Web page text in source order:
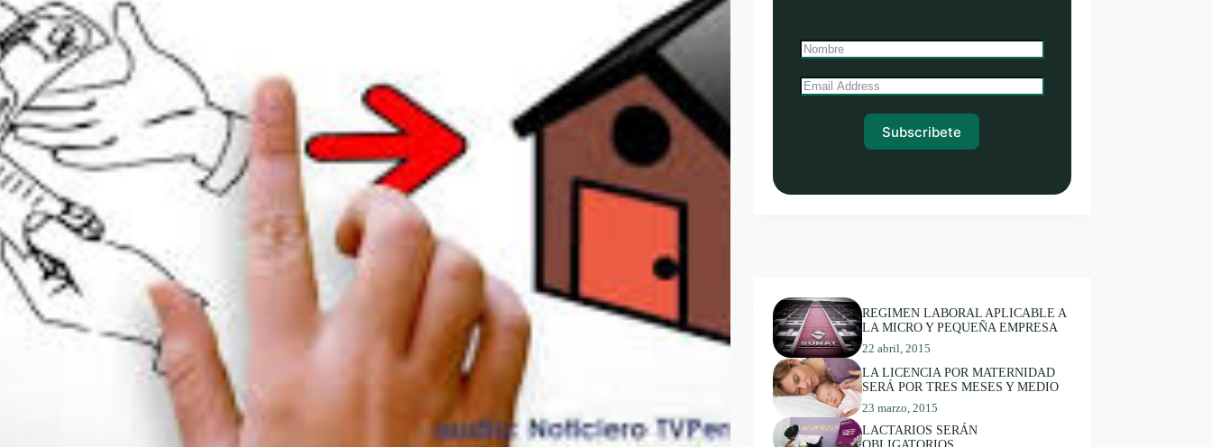
Subscribete
REGIMEN LABORAL APLICABLE A
LA MICRO Y PEQUEÑA EMPRESA
22 abril, 2015
LA LICENCIA POR MATERNIDAD
SERÁ POR TRES MESES Y MEDIO
23 marzo, 2015
LACTARIOS SERÁN